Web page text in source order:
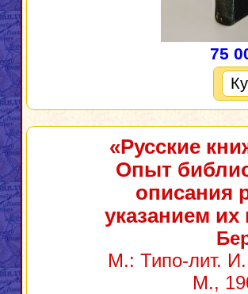
75
«Русские
Опыт
описания
указанием их
М.: Типо-лит.
М.,